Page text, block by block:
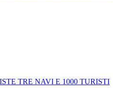
TRE NAVI E 1000 TURISTI